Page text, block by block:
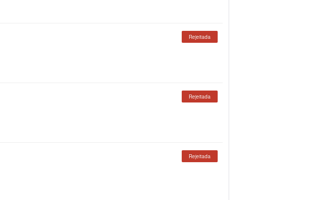
Rejeitada
Rejeitada
Rejeitada